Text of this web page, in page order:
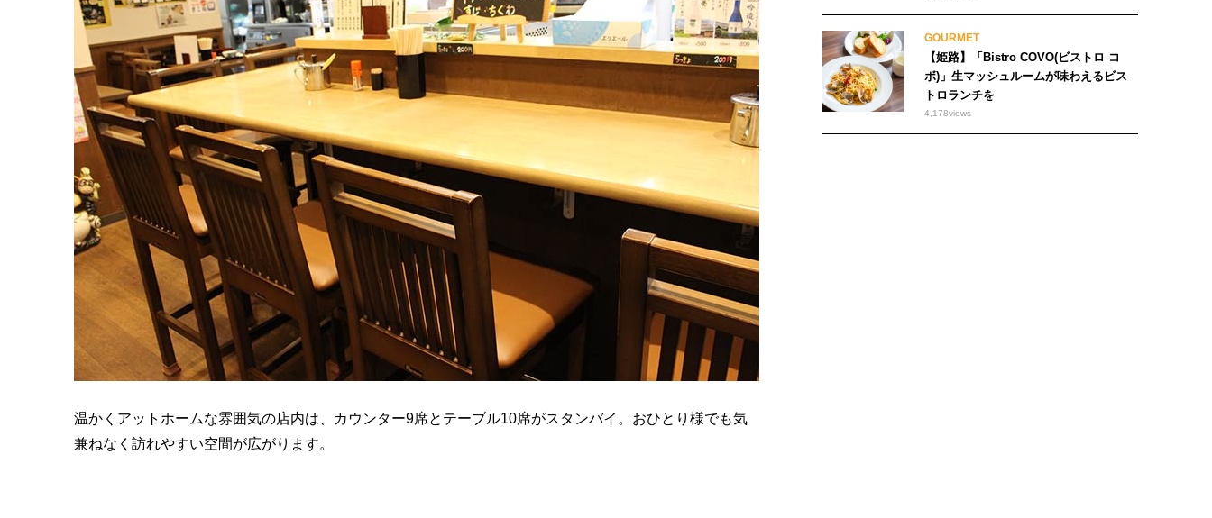
温かくアットホームな雰囲気の店内は、カウンター9席とテーブル10席がスタンバイ。おひとり様でも気
兼ねなく訪れやすい空間が広がります。
GOURMET
【姫路】「Bistro COVO(ビストロ コ
ボ)」生マッシュルームが味わえるビス
トロランチを
4,178views